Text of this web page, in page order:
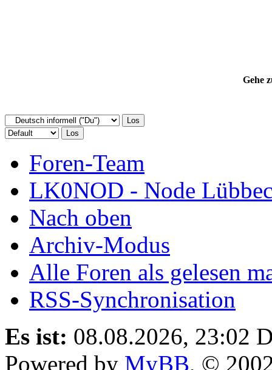
Gehe
Foren-Team
LK0NOD - Node
Nach oben
Archiv-Modus
Alle Foren als gelesen
RSS-Synchronisation
Es ist: 08.08.2026, 23:02
Powered by MyBB, ©